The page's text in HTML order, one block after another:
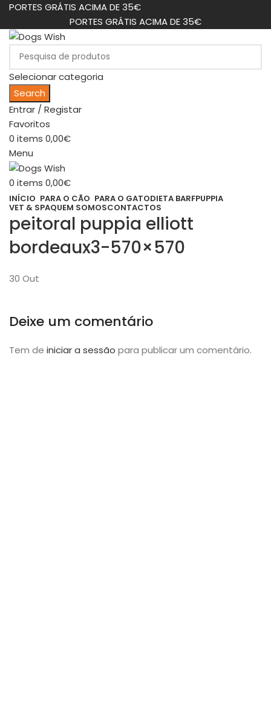
PORTES GRÁTIS ACIMA DE 35€
PORTES GRÁTIS ACIMA DE 35€
Selecionar categoria
Search
Entrar / Registar
Favoritos
0 items 0,00€
Menu
0 items 0,00€
INÍCIO PARA O CÃO PARA O GATODIETA BARFPUPPIA
VET & SPAQUEM SOMOSCONTACTOS
peitoral puppia elliott
bordeaux3-570×570
30 Out
Deixe um comentário
Tem de iniciar a sessão para publicar um comentário.